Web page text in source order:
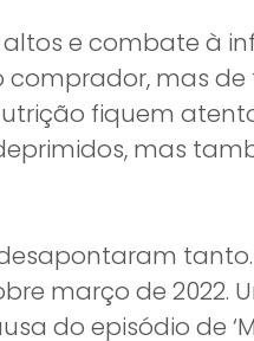
e combate à
mas de
fiquem
mas
março de
do episódio de